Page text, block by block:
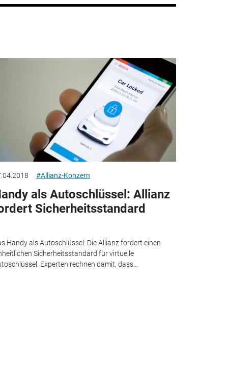
#Allianz-Konzern
als Autoschlüssel: Allianz
Sicherheitsstandard
Handy als Autoschlüssel: Die Allianz fordert einen
Sicherheitsstandard für virtuelle
Experten rechnen damit, dass...